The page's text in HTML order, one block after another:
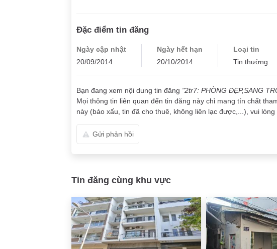
Đặc điểm tin đăng
Ngày cập nhật
20/09/2014
Ngày hết hạn
20/10/2014
Loại tin
Tin thường
Bạn đang xem nội dung tin đăng "2tr7: PHÒNG ĐẸP,SANG
Mọi thông tin liên quan đến tin đăng này chỉ mang tín chất
này (báo xấu, tin đã cho thuê, không liên lạc được,...), vui
Gửi phản hồi
Tin đăng cùng khu vực